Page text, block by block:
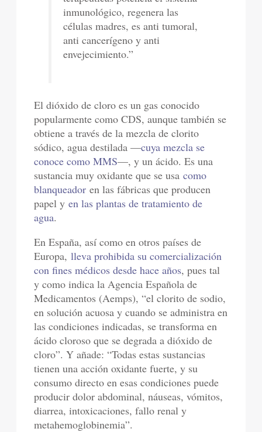
inmunológico, regenera las
células madres, es anti tumoral,
anti cancerígeno y anti
envejecimiento.”
El dióxido de cloro es un gas conocido
popularmente como CDS, aunque también se
obtiene a través de la mezcla de clorito
sódico, agua destilada —cuya mezcla se
conoce como MMS—, y un ácido. Es una
sustancia muy oxidante que se usacomo
blanqueador en las fábricas que producen
papel y en las plantas de tratamiento de
agua.
En España, así como en otros países de
Europa,lleva prohibida su comercialización
con fines médicos desde hace años, pues tal
y como indica la Agencia Española de
Medicamentos (Aemps), “el clorito de sodio,
en solución acuosa y cuando se administra en
las condiciones indicadas, se transforma en
ácido cloroso que se degrada a dióxido de
cloro”. Y añade: “Todas estas sustancias
tienen una acción oxidante fuerte, y su
consumo directo en esas condiciones puede
producir dolor abdominal, náuseas, vómitos,
diarrea, intoxicaciones, fallo renal y
metahemoglobinemia”.